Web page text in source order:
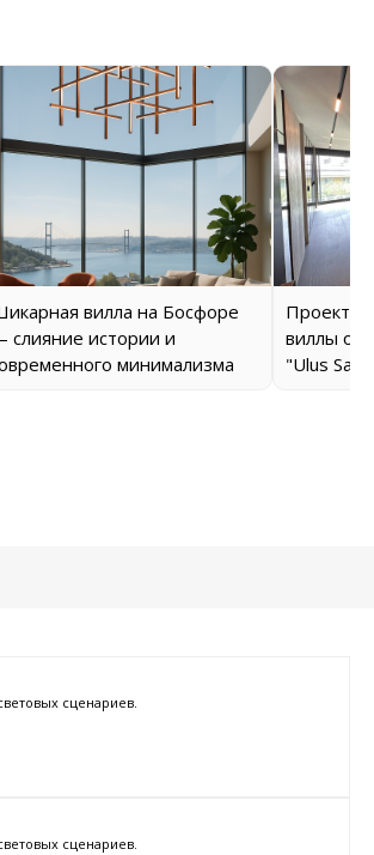
вилла на Босфоре
слияние истории и
минимализма
Проект
виллы от
"Ulus
сценариев.
сценариев.